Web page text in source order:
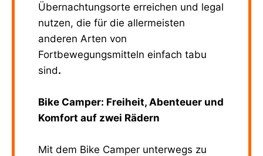
Übernachtungsorte erreichen und legal
nutzen, die für die allermeisten
anderen Arten von
Fortbewegungsmitteln einfach tabu
sind.
Bike Camper: Freiheit, Abenteuer und
Komfort auf zwei Rädern
Mit dem Bike Camper unterwegs zu